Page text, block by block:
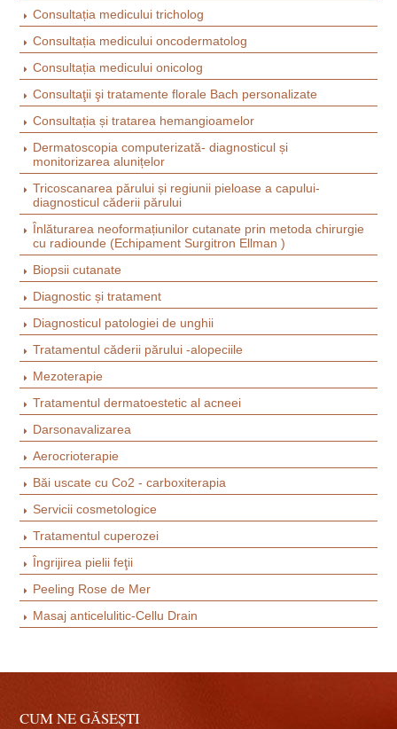
Consultația medicului tricholog
Consultația medicului oncodermatolog
Consultația medicului onicolog
Consultaţii şi tratamente florale Bach personalizate
Consultația și tratarea hemangioamelor
Dermatoscopia computerizată- diagnоsticul și
monitorizarea alunițelor
Tricoscanarea părului și regiunii pieloase a capului-
diagnosticul căderii părului
Înlăturarea neoformațiunilor cutanate prin metoda chirurgie
cu radiounde (Echipament Surgitron Ellman )
Biopsii cutanate
Diagnostic și tratament
Diagnosticul patologiei de unghii
Tratamentul căderii părului -alopeciile
Mezoterapie
Tratamentul dermatoestetic al acneei
Darsonavalizarea
Aerocrioterapie
Băi uscate cu Co2 - carboxiterapia
Servicii cosmetologice
Tratamentul cuperozei
Îngrijirea pielii feţii
Peeling Rose de Mer
Masaj anticelulitic-Cellu Drain
CUM NE GĂSEȘTI